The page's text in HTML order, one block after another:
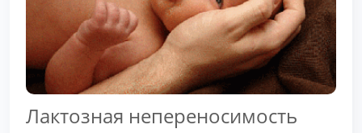
Лактозная непереносимость